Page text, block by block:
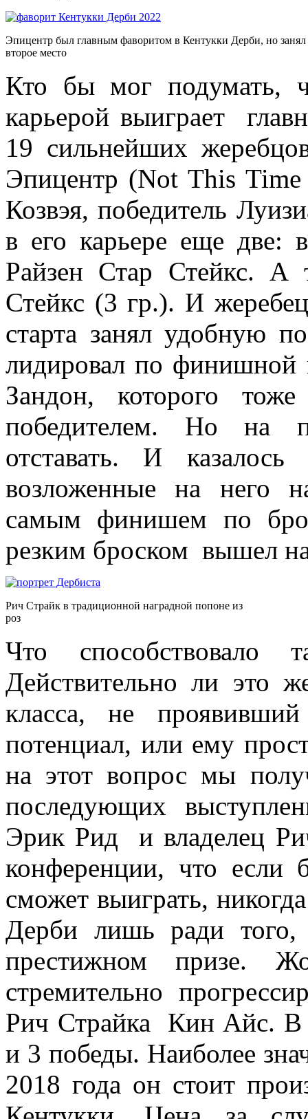
Эпицентр был главным фаворитом в Кентукки Дерби, но занял
второе место
Кто бы мог подумать,
карьерой выиграет
19 сильнейших
Эпицентр (Not This
Козвэя, победитель
в его карьере еще две:
Райзен Стар Стейкс. А
Стейкс (3 гр.). И
старта занял удобную
лидировал по финишной
Зандон, которого
победителем. Но на
отставать. И
возложенные на него
самым финишем по
резким броском вышел
Рич Страйк в традиционной наградной попоне из
роз
Что способствовало
Действительно ли это
класса, не
потенциал, или ему
на этот вопрос мы
последующих
Эрик Рид и владелец
конференции, что
сможет выиграть,
Дерби лишь ради того,
престижном призе.
стремительно
Рич Страйка Кин Айс. В
и 3 победы. Наиболее
2018 года он стоит